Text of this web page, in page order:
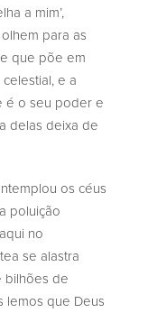
a mim’,
para as
que põe em
e a
é o seu poder e
delas deixa de
os céus
poluição
no
se alastra
bilhões de
lemos que Deus